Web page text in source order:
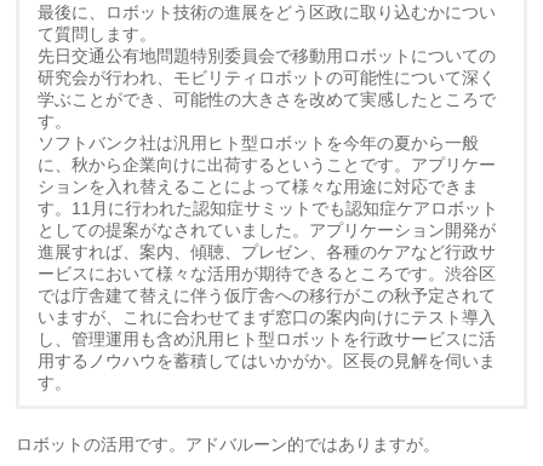
最後に、ロボット技術の進展をどう区政に取り込むかについ
て質問します。
先日交通公有地問題特別委員会で移動用ロボットについての
研究会が行われ、モビリティロボットの可能性について深く
学ぶことができ、可能性の大きさを改めて実感したところで
す。
ソフトバンク社は汎用ヒト型ロボットを今年の夏から一般
に、秋から企業向けに出荷するということです。アプリケー
ションを入れ替えることによって様々な用途に対応できま
す。11月に行われた認知症サミットでも認知症ケアロボット
としての提案がなされていました。アプリケーション開発が
進展すれば、案内、傾聴、プレゼン、各種のケアなど行政サ
ービスにおいて様々な活用が期待できるところです。渋谷区
では庁舎建て替えに伴う仮庁舎への移行がこの秋予定されて
いますが、これに合わせてまず窓口の案内向けにテスト導入
し、管理運用も含め汎用ヒト型ロボットを行政サービスに活
用するノウハウを蓄積してはいかがか。区長の見解を伺いま
す。
ロボットの活用です。アドバルーン的ではありますが。